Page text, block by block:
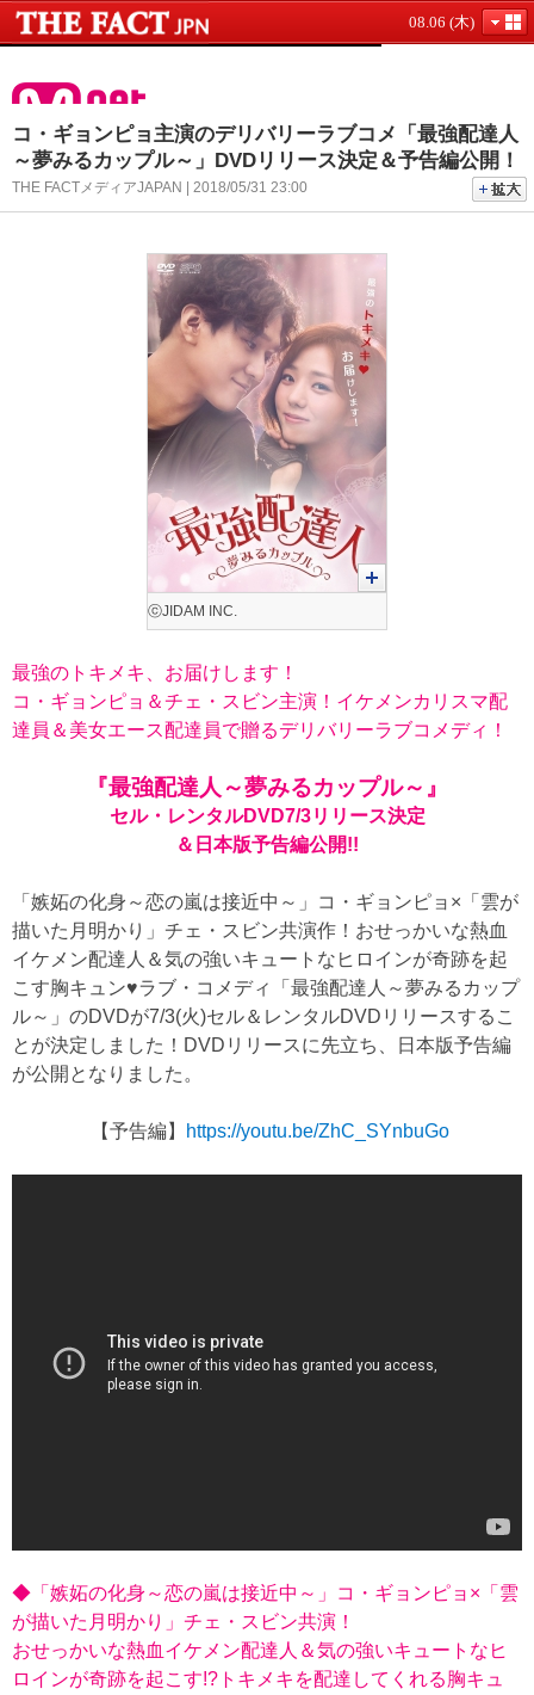
08.06 (木)
コ・ギョンピョ主演のデリバリーラブコメ「最強配達人
～夢みるカップル～」DVDリリース決定＆予告編公開！
THE FACTメディアJAPAN | 2018/05/31 23:00
ⓒJIDAM INC.
最強のトキメキ、お届けします！
コ・ギョンピョ＆チェ・スビン主演！イケメンカリスマ配
達員＆美女エース配達員で贈るデリバリーラブコメディ！
『最強配達人～夢みるカップル～』
セル・レンタルDVD7/3リリース決定
＆日本版予告編公開!!
「嫉妬の化身～恋の嵐は接近中～」コ・ギョンピョ×「雲が
描いた月明かり」チェ・スビン共演作！おせっかいな熱血
イケメン配達人＆気の強いキュートなヒロインが奇跡を起
こす胸キュン♥ラブ・コメディ「最強配達人～夢みるカップ
ル～」のDVDが7/3(火)セル＆レンタルDVDリリースするこ
とが決定しました！DVDリリースに先立ち、日本版予告編
が公開となりました。
【予告編】 https://youtu.be/ZhC_SYnbuGo
◆「嫉妬の化身～恋の嵐は接近中～」コ・ギョンピョ×「雲
が描いた月明かり」チェ・スビン共演！
おせっかいな熱血イケメン配達人＆気の強いキュートなヒ
ロインが奇跡を起こす!?トキメキを配達してくれる胸キュ